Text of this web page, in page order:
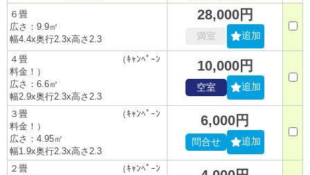
６畳
広さ：9.9㎡
幅4.4x奥行2.3x高さ2.3
28,000円
満室 追加
４畳 （ｷｬﾝﾍﾟｰﾝ
料金！）
広さ：6.6㎡
幅2.9x奥行2.3x高さ2.3
10,000円
空室 追加
３畳 （ｷｬﾝﾍﾟｰﾝ
料金！）
広さ：4.95㎡
幅1.9x奥行2.3x高さ2.3
6,000円
問合せ 追加
２畳 （ｷｬﾝﾍﾟｰﾝ